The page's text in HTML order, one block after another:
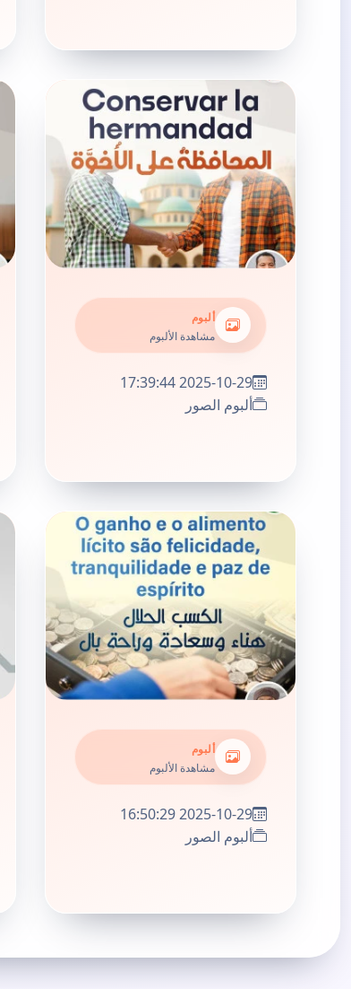
ألبوم
مشاهدة الألبوم
2025-10-29 17:39:44
ألبوم الصور
ألبوم
مشاهدة الألبوم
2025-10-29 16:50:29
ألبوم الصور